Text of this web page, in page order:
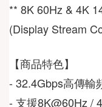
** 8K 60Hz & 4K
- 32.4Gbps高傳輸
- 支援8K@60Hz /